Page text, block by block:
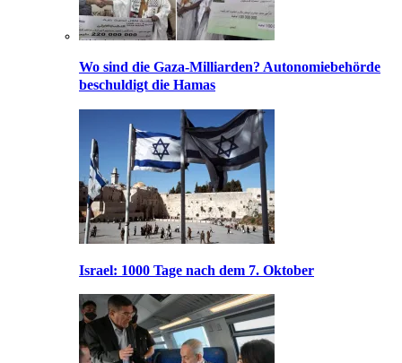
Wo sind die Gaza-Milliarden? Autonomiebehörde
beschuldigt die Hamas
Israel: 1000 Tage nach dem 7. Oktober